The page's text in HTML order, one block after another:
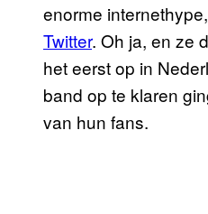
enorme internethype,
Twitter. Oh ja, en ze
het eerst op in
band op te klaren
van hun fans.